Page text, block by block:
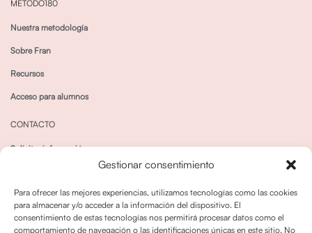
Gestionar consentimiento
Para ofrecer las mejores experiencias, utilizamos tecnologías como las cookies
para almacenar y/o acceder a la información del dispositivo. El
consentimiento de estas tecnologías nos permitirá procesar datos como el
comportamiento de navegación o las identificaciones únicas en este sitio. No
MÉTODO180
Nuestra metodología
Sobre Fran
Recursos
Acceso para alumnos
CONTACTO
Solicitar información